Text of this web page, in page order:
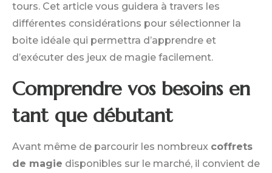
tours. Cet article vous guidera à travers les
différentes considérations pour sélectionner la
boite idéale qui permettra d’apprendre et
d’exécuter des jeux de magie facilement.
Comprendre vos besoins en
tant que débutant
Avant même de parcourir les nombreux coffrets
de magie disponibles sur le marché, il convient de